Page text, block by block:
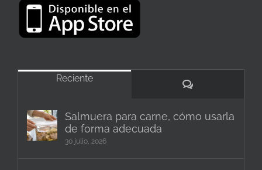
Reciente
Comentarios
Salmuera para carne, cómo usarla
de forma adecuada
30 julio, 2026